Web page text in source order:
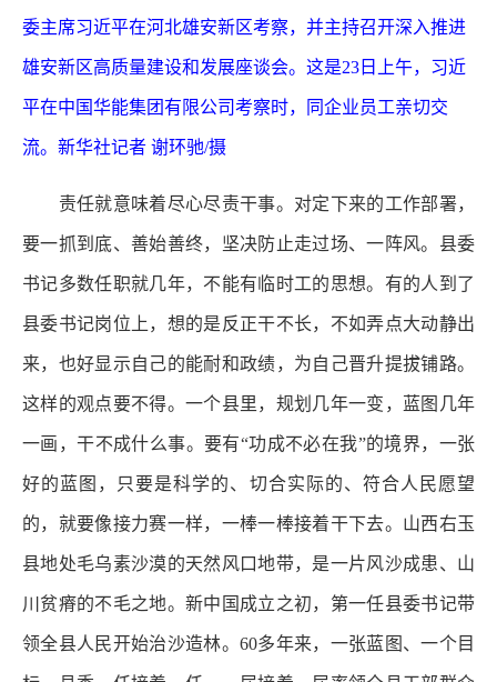
委主席习近平在河北雄安新区考察，并主持召开深入推进
雄安新区高质量建设和发展座谈会。这是23日上午，习近
平在中国华能集团有限公司考察时，同企业员工亲切交
流。新华社记者 谢环驰/摄
责任就意味着尽心尽责干事。对定下来的工作部署，
要一抓到底、善始善终，坚决防止走过场、一阵风。县委
书记多数任职就几年，不能有临时工的思想。有的人到了
县委书记岗位上，想的是反正干不长，不如弄点大动静出
来，也好显示自己的能耐和政绩，为自己晋升提拔铺路。
这样的观点要不得。一个县里，规划几年一变，蓝图几年
一画，干不成什么事。要有“功成不必在我”的境界，一张
好的蓝图，只要是科学的、切合实际的、符合人民愿望
的，就要像接力赛一样，一棒一棒接着干下去。山西右玉
县地处毛乌素沙漠的天然风口地带，是一片风沙成患、山
川贫瘠的不毛之地。新中国成立之初，第一任县委书记带
领全县人民开始治沙造林。60多年来，一张蓝图、一个目